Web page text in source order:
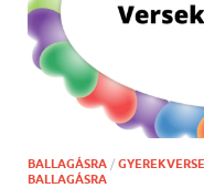
BALLAGÁSRA /
BALLAGÁSRA